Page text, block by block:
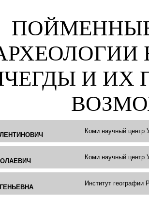
И ИХ
Коми научный центр
Коми научный центр
Институт географии